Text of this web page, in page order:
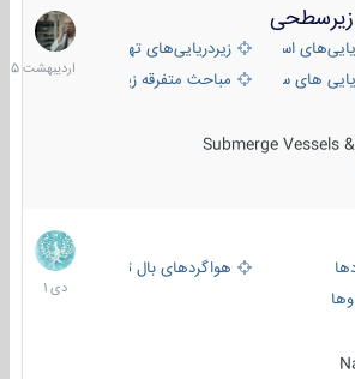
استراتژیکزیردریایی‌های تهاجمی
های سبک
مباحث متفرقه زیرسطحی
Submerge Vessels
31
1405
هواگردهای بال ثابت
12
دی
1401